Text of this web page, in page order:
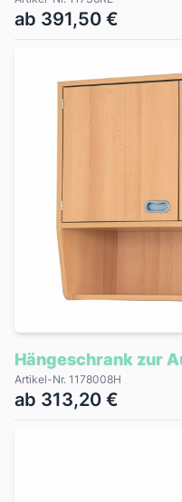
ab 391,50 €
Hängeschrank zur
Artikel-Nr. 1178008H
ab 313,20 €